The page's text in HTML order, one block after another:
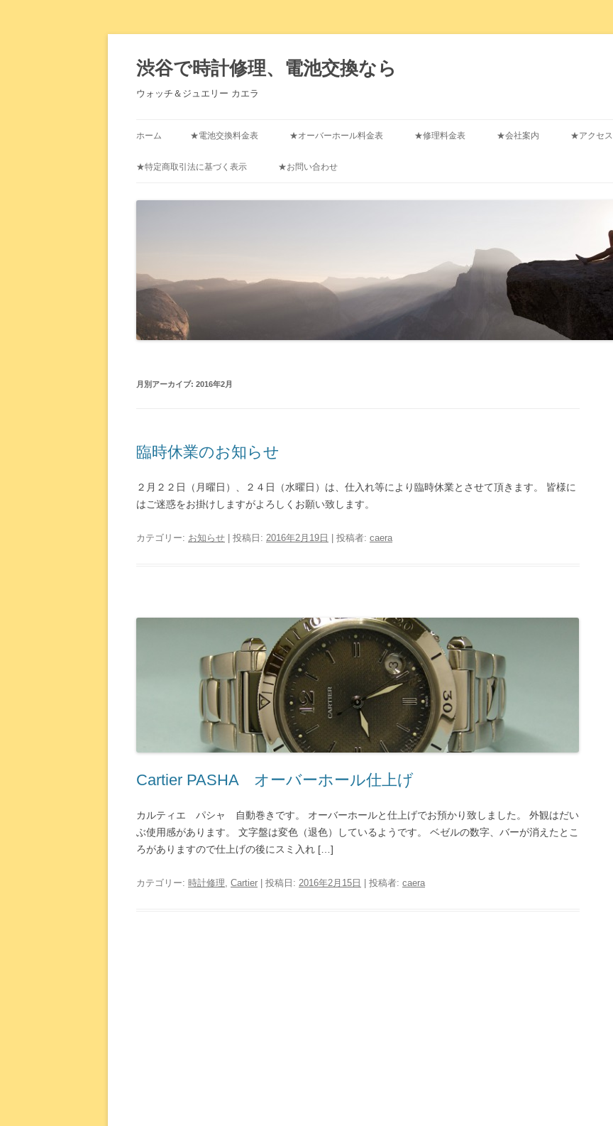
渋谷で時計修理、電池交換なら
ウォッチ＆ジュエリー カエラ
ホーム ★電池交換料金表 ★オーバーホール料金表 ★修理料金表 ★会社案内 ★アクセス
★特定商取引法に基づく表示 ★お問い合わせ
月別アーカイブ: 2016年2月
臨時休業のお知らせ
２月２２日（月曜日）、２４日（水曜日）は、仕入れ等により臨時休業とさせて頂きます。 皆様に
はご迷惑をお掛けしますがよろしくお願い致します。
カテゴリー: お知らせ | 投稿日: 2016年2月19日 投稿者: caera
Cartier PASHA オーバーホール仕上げ
カルティエ パシャ 自動巻きです。 オーバーホールと仕上げでお預かり致しました。 外観はだい
ぶ使用感があります。 文字盤は変色（退色）しているようです。 ベゼルの数字、バーが消えたとこ
ろがありますので仕上げの後にスミ入れ […]
カテゴリー: 時計修理, Cartier | 投稿日: 2016年2月15日 投稿者: caera